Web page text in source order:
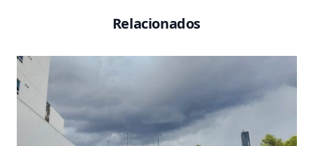
Relacionados